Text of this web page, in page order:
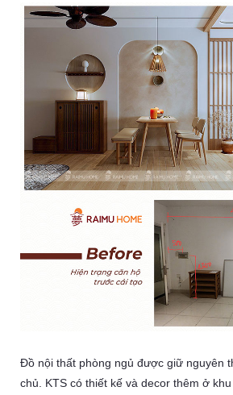
Đồ nội thất phòng ngủ được giữ nguyên
chủ. KTS có thiết kế và decor thêm ở